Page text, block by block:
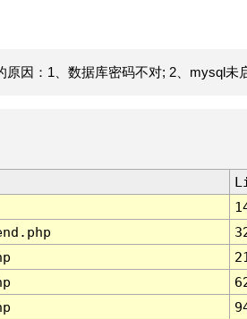
因：1、数据库密码不对; 2、mysql未